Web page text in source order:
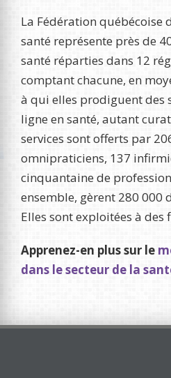
La Fédération québécoise
santé représente près de
santé réparties dans 12
comptant chacune, en
à qui elles prodiguent des
ligne en santé, autant
services sont offerts par
omnipraticiens, 137
cinquantaine de
ensemble, gèrent 280 000
Elles sont exploitées à des
Apprenez-en plus sur le
dans le secteur de la